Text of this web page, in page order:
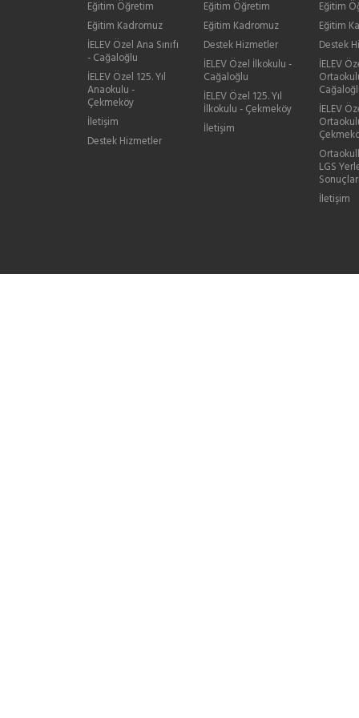
Eğitim Öğretim
Eğitim Kadromuz
İELEV Özel Ana Sınıfı
- Cağaloğlu
İELEV Özel 125. Yıl
Anaokulu -
Çekmeköy
İletişim
Destek Hizmetler
Eğitim Öğretim
Eğitim Kadromuz
Destek Hizmetler
İELEV Özel İlkokulu -
Cağaloğlu
İELEV Özel 125. Yıl
İlkokulu - Çekmeköy
İletişim
Eğitim
Eğitim
Destek
İELEV
İELEV
LGS
Sonuçları
İletişim